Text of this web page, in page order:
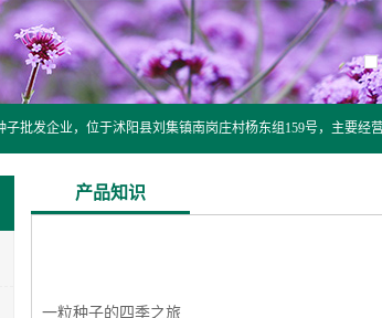
产品知识
一粒种子的四季之旅